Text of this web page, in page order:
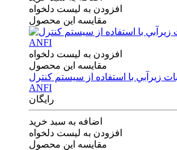
افزودن به لیست دلخواه
مقایسه این محصول
افزودن به لیست دلخواه
مقایسه این محصول
زيرآبي با استفاده از سيستم كنترل
ANFI
رایگان
اضافه به سبد خرید
افزودن به لیست دلخواه
مقایسه این محصول